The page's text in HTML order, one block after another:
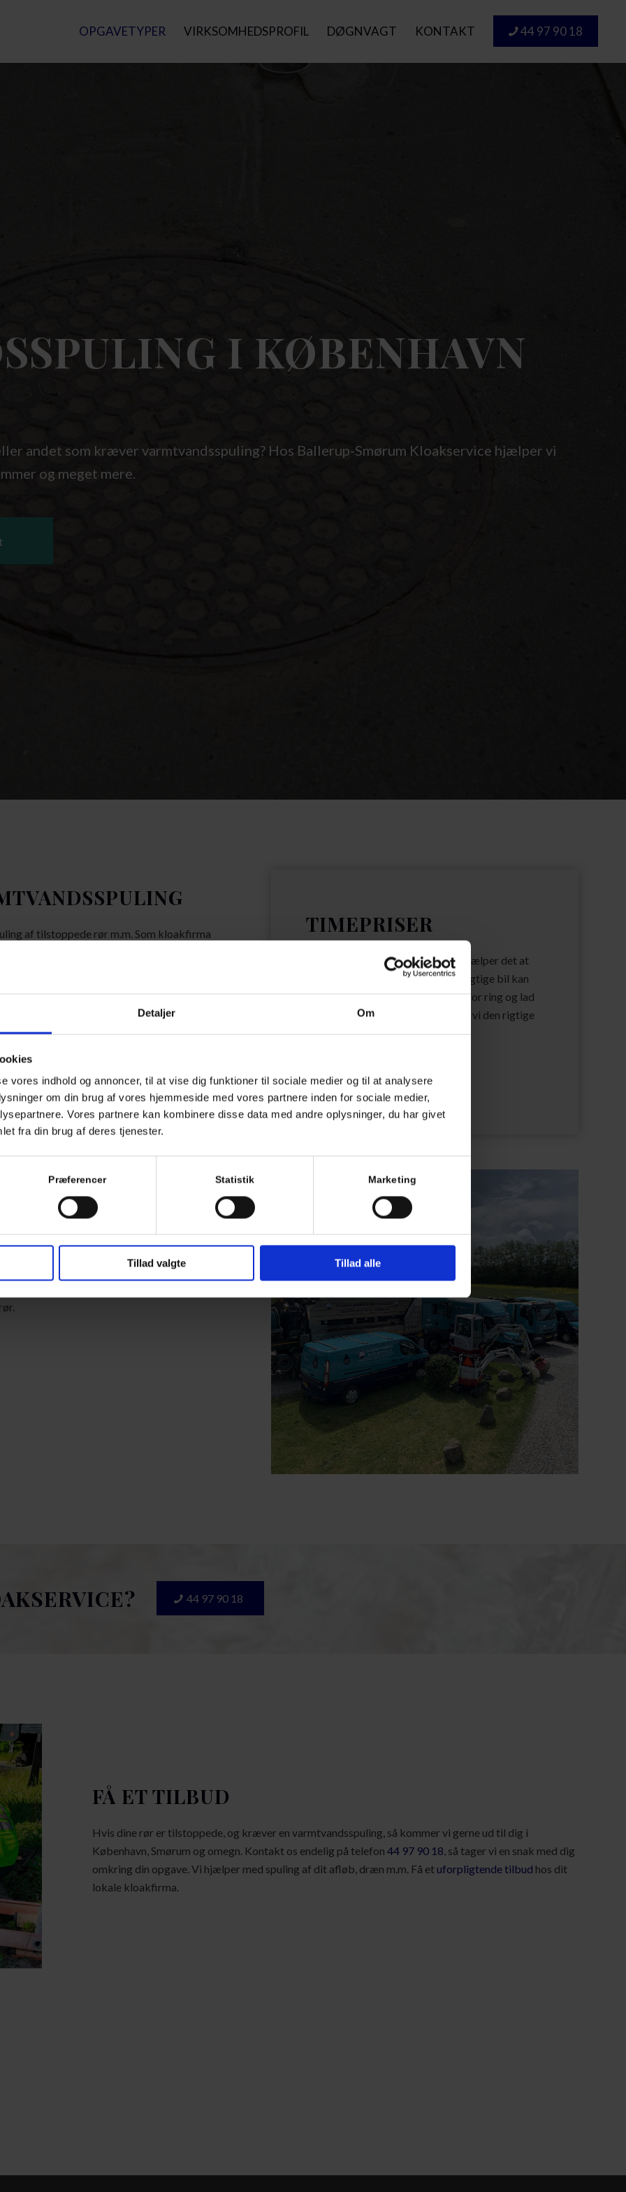
Detaljer Om
vores indhold og annoncer, til at vise dig funktioner til sociale medier og til at analysere
om din brug af vores hjemmeside med vores partnere inden for sociale medier,
Vores partnere kan kombinere disse data med andre oplysninger, du har givet
fra din brug af deres tjenester.
Præferencer Statistik Marketing
Tillad valgte Tillad alle
OPGAVETYPER VIRKSOMHEDSPROFIL DØGNVAGT KONTAKT 44 97 90 18
I KØBENHAVN
andet som kræver varmtvandsspuling? Hos Ballerup-Smørum Kloakservice hjælper vi
og meget mere.
af tilstoppede rør m.m. Som kloakfirma
store køkkener og meget
ikke tøve med at kontakte os. Vi har
motorsplitter oplever vi at få det
og du bør således ikke bekymre dig om
som bør overvejes nøje, når man
vand får vi det mest optimale resultat og
dem renset med varmtvandsspuling.
TIMEPRISER
Timepriser er en ting – men hvad hjælper det at
spare 30% på timeprisen når den rigtige bil kan
løse opgaven på den halve tid. Derfor ring og lad
os spørge ind til opgaven, så finder vi den rigtige
bil til opgaven
bedste udstyr. Vores roterende
rør er renset så grundigt som muligt. Vi
Gør man brug af motorsplitter, vil man
problem. Rørene vil således hurtigt
er du sikret en langtidsholdbar
44 97 90 18
FÅ ET TILBUD
Hvis dine rør er tilstoppede, og kræver en varmtvandsspuling, så kommer vi gerne ud til dig i
København, Smørum og omegn. Kontakt os endelig på telefon44 97 90 18 , så tager vi en snak med dig
omkring din opgave. Vi hjælper med spuling af dit afløb, dræn m.m. Få et uforpligtende tilbud hos dit
lokale kloakfirma.